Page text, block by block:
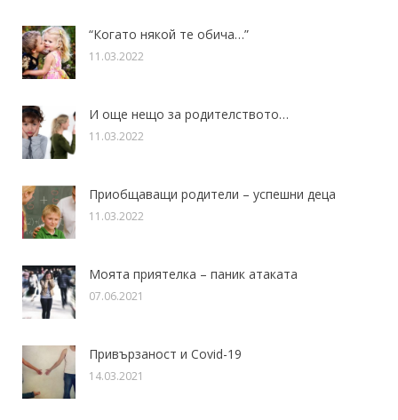
“Когато някой те обича…”
11.03.2022
И още нещо за родителството…
11.03.2022
Приобщаващи родители – успешни деца
11.03.2022
Моята приятелка – паник атаката
07.06.2021
Привързаност и Covid-19
14.03.2021